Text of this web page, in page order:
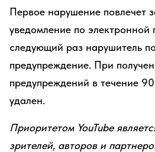
Первое нарушение повлечет
уведомление по электронной
следующий раз нарушитель
предупреждение. При
предупреждений в течение
удален.
Приоритетом YouTube
зрителей, авторов и